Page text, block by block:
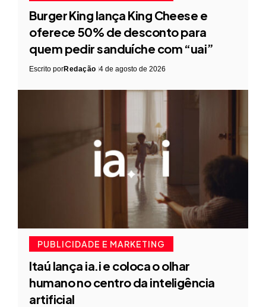
Burger King lança King Cheese e
oferece 50% de desconto para
quem pedir sanduíche com “uai”
Escrito porRedação 4 de agosto de 2026
PUBLICIDADE E MARKETING
Itaú lança ia.i e coloca o olhar
humano no centro da inteligência
artificial